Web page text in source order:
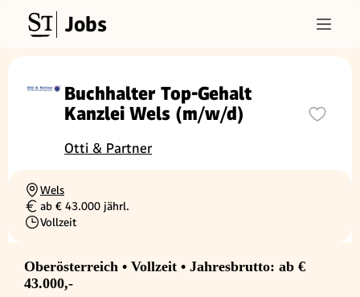
Jobs
Buchhalter Top-Gehalt
Kanzlei Wels (m/w/d)
Otti & Partner
Ortschaft
Wels
Gehalt
ab € 43.000 jährl.
Beschäftigungsart
Vollzeit
Oberösterreich • Vollzeit • Jahresbrutto: ab €
43.000,-